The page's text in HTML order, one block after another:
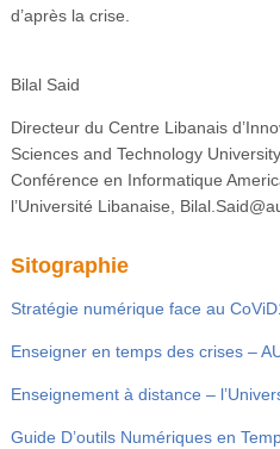
d’après la crise.
Bilal Said
Directeur du Centre Libanais
Sciences and Technology
Conférence en Informatique
l’Université Libanaise
Sitographie
Stratégie numérique face au
Enseigner en temps des crises –
Enseignement à distance –
Guide D’outils Numériques en